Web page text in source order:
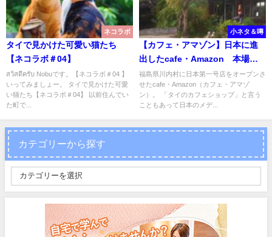
ネコラボ
タイで見かけた可愛い猫たち
【ネコラボ＃04】
สว้สดีครับ Nobuです。【ネコラボ＃04 】
いってみましょー。 タイで見かけた可愛
い猫たち【ネコラボ＃04】 以前住んでい
た町で...
小ネタ＆噂
【カフェ・アマゾン】日本に進
出したcafe・Amazon 本場タ
イの店舗はどんな感じ?
福島県川内村に日本第一号店をオープンさ
せたcafe・Amazon（カフェ・アマゾ
ン）。 「タイのカフェショップ」と言う
こともあって日本のメデ...
カテゴリーから探す